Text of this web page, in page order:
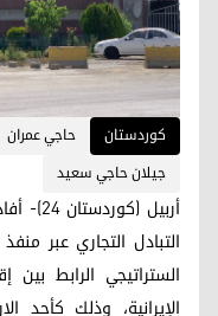
کوردستان حاجي عمران
جيلان حاجي سعيد
أربيل
التبادل التجاري عبر
الستراتيجي الرابط بين
الإيرانية، وذلك كأحد